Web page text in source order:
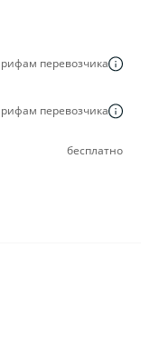
перевозчика
перевозчика
бесплатно